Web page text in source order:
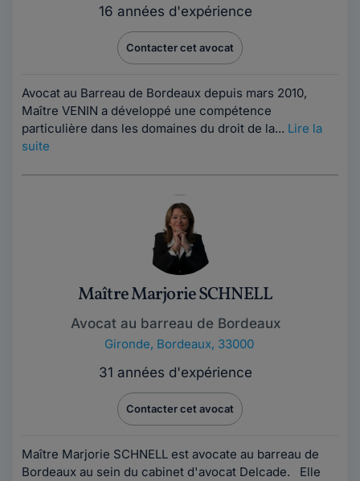
16 années d'expérience
Contacter cet avocat
Avocat au Barreau de Bordeaux depuis mars 2010,
Maître VENIN a développé une compétence
particulière dans les domaines du droit de la... Lire la
suite
Maître Marjorie SCHNELL
Avocat au barreau de Bordeaux
Gironde, Bordeaux, 33000
31 années d'expérience
Contacter cet avocat
Maître Marjorie SCHNELL est avocate au barreau de
Bordeaux au sein du cabinet d'avocat Delcade. Elle